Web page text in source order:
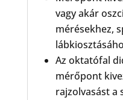
vagy akár
mérésekhez,
Az oktatófal
mérőpont
rajzolvasást a